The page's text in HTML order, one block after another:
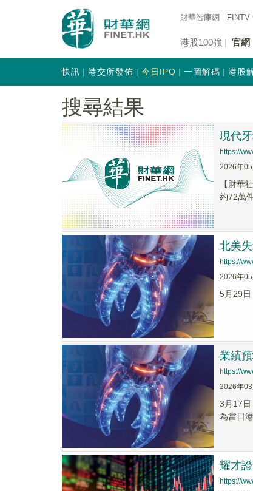
財華智庫網 FINTV
港股100強 官網
快訊 港交所發佈 今日IPO 一圖解碼 港股
搜尋結果
現代
https://
2026年
【財華
約72萬
北美
https://
2026年
5月29日
業績
https://
2026年
3月17
為當日
耀才
https://